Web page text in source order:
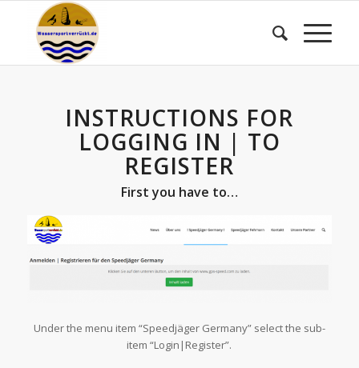
INSTRUCTIONS FOR
LOGGING IN | TO
REGISTER
First you have to…
Under the menu item “Speedjäger Germany” select the sub-
item “Login|Register”.